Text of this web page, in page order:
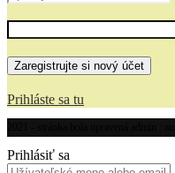
Prihláste sa tu
Prihlásiť sa